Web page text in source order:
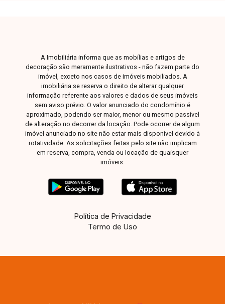
A Imobiliária informa que as mobílias e artigos de
decoração são meramente ilustrativos - não fazem parte do
imóvel, exceto nos casos de imóveis mobiliados. A
imobiliária se reserva o direito de alterar qualquer
informação referente aos valores e dados de seus imóveis
sem aviso prévio. O valor anunciado do condomínio é
aproximado, podendo ser maior, menor ou mesmo passível
de alteração no decorrer da locação. Pode ocorrer de algum
imóvel anunciado no site não estar mais disponível devido à
rotatividade. As solicitações feitas pelo site não implicam
em reserva, compra, venda ou locação de quaisquer
imóveis.
Política de Privacidade
Termo de Uso